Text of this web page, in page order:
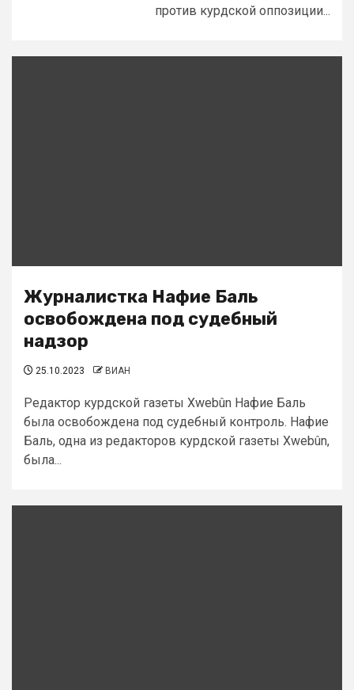
против курдской оппозиции...
Журналистка Нафие Баль
освобождена под судебный
надзор
25.10.2023 ВИАН
Редактор курдской газеты Xwebûn Нафие Баль
была освобождена под судебный контроль. Нафие
Баль, одна из редакторов курдской газеты Xwebûn,
была...